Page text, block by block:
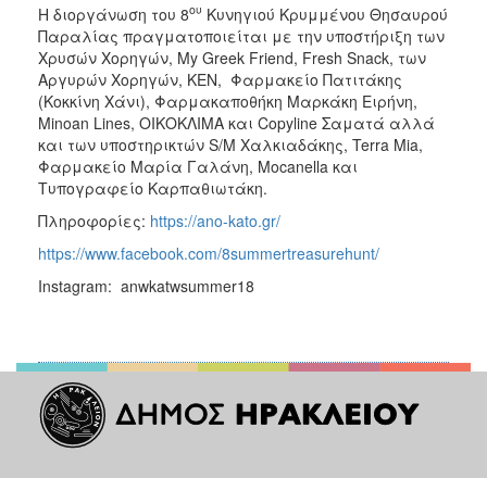
Η διοργάνωση του 8ου Κυνηγιού Κρυμμένου Θησαυρού
Παραλίας πραγματοποιείται με την υποστήριξη των
Χρυσών Χορηγών, My Greek Friend, Fresh Snack, των
Αργυρών Χορηγών, ΚΕΝ, Φαρμακείο Πατιτάκης
(Κοκκίνη Χάνι), Φαρμακαποθήκη Μαρκάκη Ειρήνη,
Minoan Lines, ΟΙΚΟΚΛΙΜΑ και Copyline Σαματά αλλά
και των υποστηρικτών S/M Χαλκιαδάκης, Terra Mia,
Φαρμακείο Μαρία Γαλάνη, Mocanella και
Τυπογραφείο Καρπαθιωτάκη.
Πληροφορίες: https://ano-kato.gr/
https://www.facebook.com/8summertreasurehunt/
Instagram: anwkatwsummer18